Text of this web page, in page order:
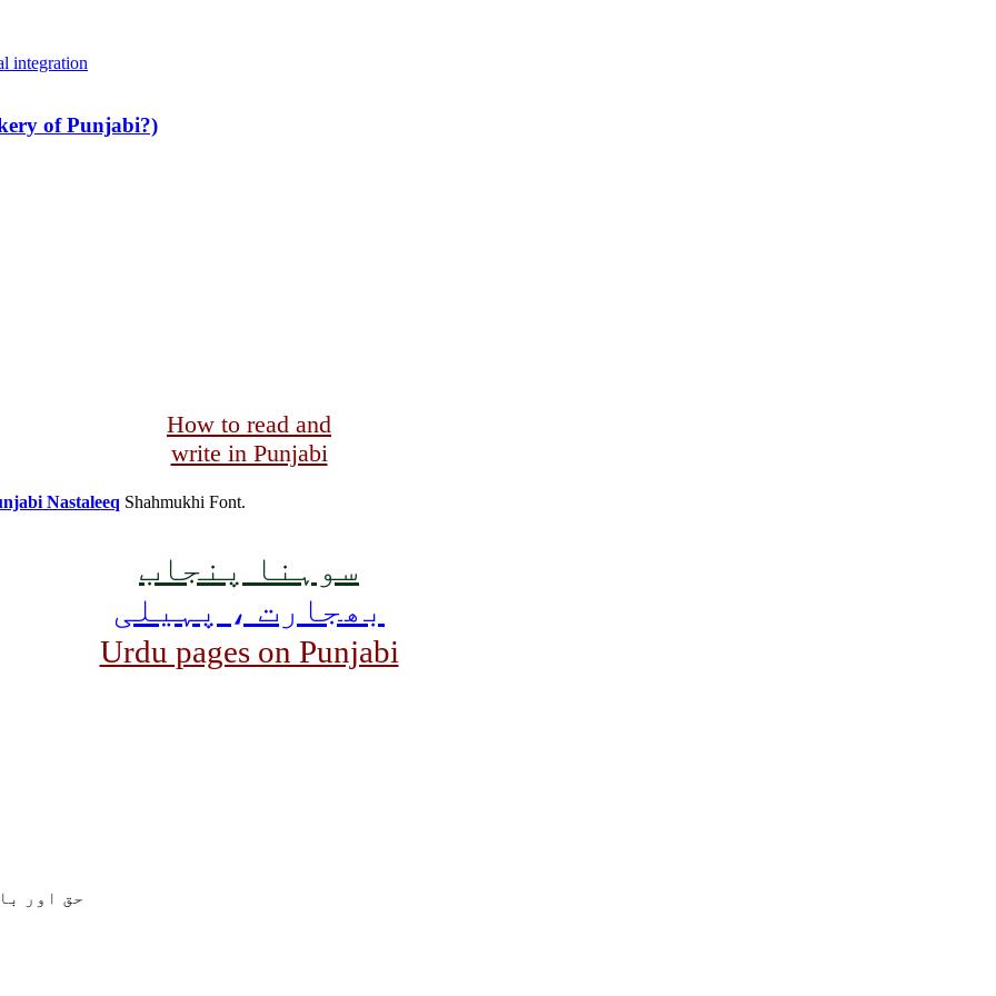
integration
of Punjabi?)
How to read and
write in Punjabi
Nastaleeq Shahmukhi Font.
سوہنا پنجاب
بھجارت ، پہیلی
Urdu pages on Punjabi
حق اور